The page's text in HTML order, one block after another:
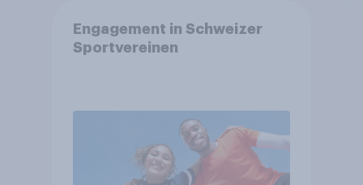
Engagement in Schweizer
Sportvereinen